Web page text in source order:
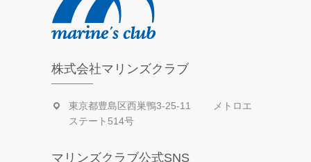
株式会社マリンズクラブ
東京都豊島区西巣鴨3-25-11 メトロエ
ステート514号
マリンズクラブ公式SNS